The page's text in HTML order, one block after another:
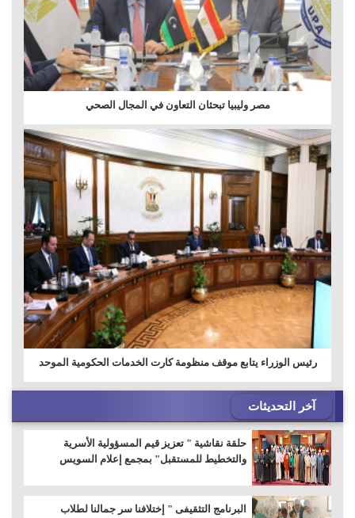
مصر وليبيا تبحثان التعاون في المجال الصحي
رئيس الوزراء يتابع موقف منظومة كارت الخدمات الحكومية الموحد
آخر التحديثات
حلقة نقاشية " تعزيز قيم المسؤولية الأسرية
والتخطيط للمستقبل" بمجمع إعلام السويس
البرنامج التثقيفى " إختلافنا سر جمالنا لطلاب